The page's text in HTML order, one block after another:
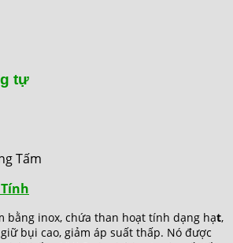
tự
Tấm
bằng inox, chứa than hoạt tính dạng hạt,
bụi cao, giảm áp suất thấp. Nó được